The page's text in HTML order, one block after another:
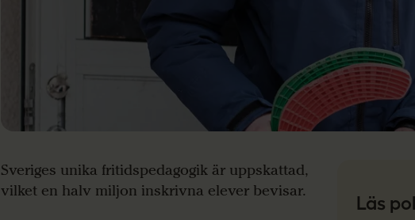
Läs
Sveriges unika fritidspedagogik är uppskattad,
vilket en halv miljon inskrivna elever bevisar.